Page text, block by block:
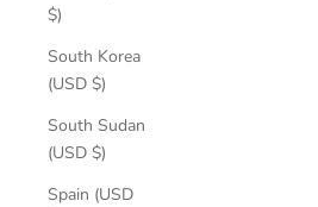
$)
South Korea
(USD $)
South Sudan
(USD $)
Spain (USD